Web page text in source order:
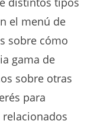
el menú de
sobre cómo
gama de
sobre otras
para